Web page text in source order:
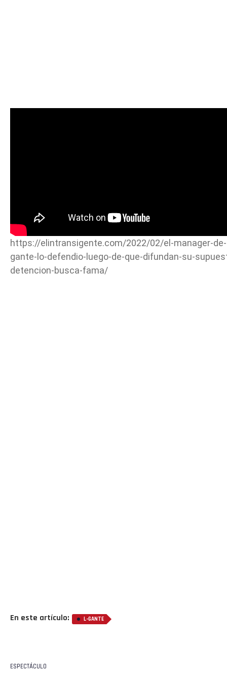
https://elintransigente.com/2022/02/el-manager-
gante-lo-defendio-luego-de-que-difundan-su-
detencion-busca-fama/
En este artículo: L-GANTE
ESPECTÁCULO